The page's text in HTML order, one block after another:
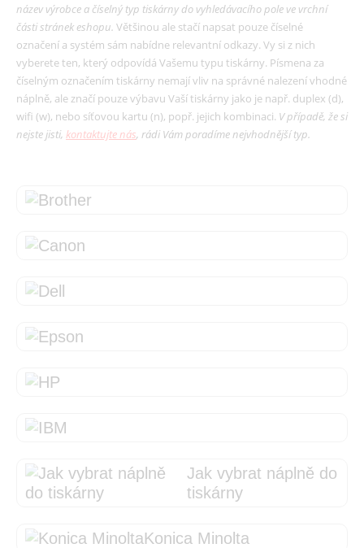
název výrobce a číselný typ tiskárny do vyhledávacího pole ve vrchní
části stránek eshopu. Většinou ale stačí napsat pouze číselné
označení a systém sám nabídne relevantní odkazy. Vy si z nich
vyberete ten, který odpovídá Vašemu typu tiskárny. Písmena za
číselným označením tiskárny nemají vliv na správné nalezení vhodné
náplně, ale značí pouze výbavu Vaší tiskárny jako je např. duplex (d),
wifi (w), nebo síťovou kartu (n), popř. jejich kombinaci. V případě, že si
nejste jisti, kontaktujte nás, rádi Vám poradíme nejvhodnější typ.
Jak vybrat náplně do
tiskárny
Konica Minolta